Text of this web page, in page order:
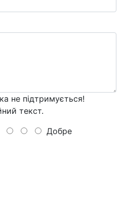
не підтримується!
текст.
Добре